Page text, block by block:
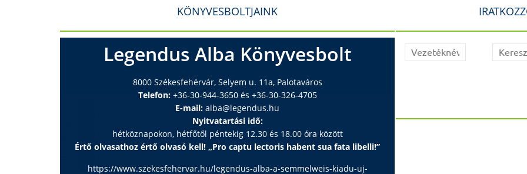
KÖNYVESBOLTJAINK
Legendus Alba Könyvesbolt
8000 Székesfehérvár, Selyem u. 11a, Palotaváros
Telefon:+36-30-944-3650 és +36-30-326-4705
E-mail: alba@legendus.hu
Nyitvatartási idő:
hétköznapokon, hétfőtől péntekig 12.30 és 18.00 óra között
Értő olvasathoz értő olvasó kell! „Pro captu lectoris habent sua fata libelli!”
https://www.szekesfehervar.hu/legendus-alba-a-semmelweis-kiadu-uj-